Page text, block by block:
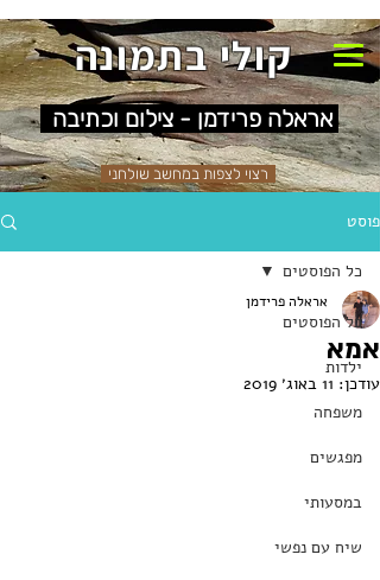
קולי בתמונה
אראלה פרידמן - צילום וכתיבה
רצוי לצפות במחשב שולחני
פוסט
כל הפוסטים
ילדות
משפחה
מפגשים
במסעותי
שיח עם נפשי
כל הפוסטים
אמא
אראלה פרידמן
עודכן: 11 באוג׳ 2019